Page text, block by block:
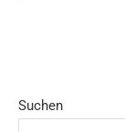
Suchen